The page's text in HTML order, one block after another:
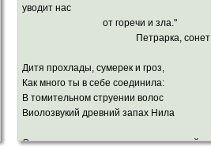
уводит нас
от горечи и зла."
Петрарка, сонет
Дитя прохлады, сумерек и гроз,
Как много ты в себе соединила:
В томительном струении волос
Виолозвукий древний запах Нила
Смешался с космоса неведомою силой;